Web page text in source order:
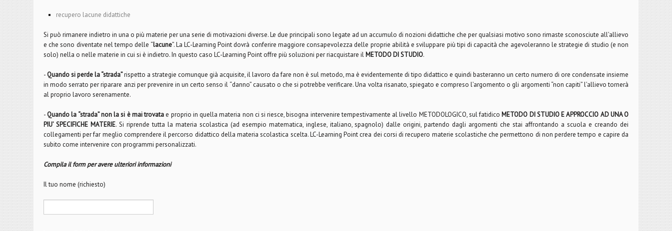
recupero lacune didattiche
Si può rimanere indietro in una o più materie per una serie di motivazioni diverse. Le due principali sono legate ad un accumulo di nozioni didattiche che per qualsiasi motivo sono rimaste sconosciute all’allievo
e che sono diventate nel tempo delle “lacune”. La LC-Learning Point dovrà conferire maggiore consapevolezza delle proprie abilità e sviluppare più tipi di capacità che agevoleranno le strategie di studio (e non
solo) nella o nelle materie in cui si è indietro. In questo caso LC-Learning Point offre più soluzioni per riacquistare il METODO DI STUDIO.
-Quando si perde la “strada”rispetto a strategie comunque già acquisite, il lavoro da fare non è sul metodo, ma è evidentemente di tipo didattico e quindi basteranno un certo numero di ore condensate insieme
in modo serrato per riparare anzi per prevenire in un certo senso il “danno” causato o che si potrebbe verificare. Una volta risanato, spiegato e compreso l’argomento o gli argomenti “non capiti” l’allievo tornerà
al proprio lavoro serenamente.
-Quando la “strada” non la si è mai trovata e proprio in quella materia non ci si riesce, bisogna intervenire tempestivamente al livello METODOLOGICO, sul fatidico METODO DI STUDIO E APPROCCIO AD UNA O
PIU’ SPECIFICHE MATERIE. Si riprende tutta la materia scolastica (ad esempio matematica, inglese, italiano, spagnolo) dalle origini, partendo dagli argomenti che stai affrontando a scuola e creando dei
collegamenti per far meglio comprendere il percorso didattico della materia scolastica scelta. LC-Learning Point crea dei corsi di recupero materie scolastiche che permettono di non perdere tempo e capire da
subito come intervenire con programmi personalizzati.
Compila il form per avere ulteriori informazioni
Il tuo nome (richiesto)